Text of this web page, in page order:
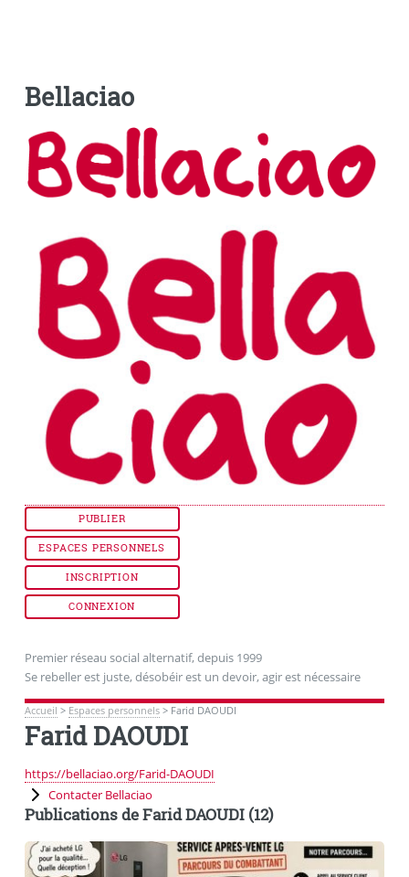
Bellaciao
PUBLIER
ESPACES PERSONNELS
INSCRIPTION
CONNEXION
Premier réseau social alternatif, depuis 1999
Se rebeller est juste, désobéir est un devoir, agir est nécessaire
Accueil > Espaces personnels> Farid DAOUDI
Farid DAOUDI
https://bellaciao.org/Farid-DAOUDI
Contacter Bellaciao
Publications de Farid DAOUDI (12)